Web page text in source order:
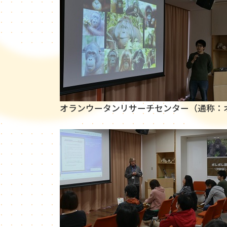
オランウータンリサーチセンター（通称：